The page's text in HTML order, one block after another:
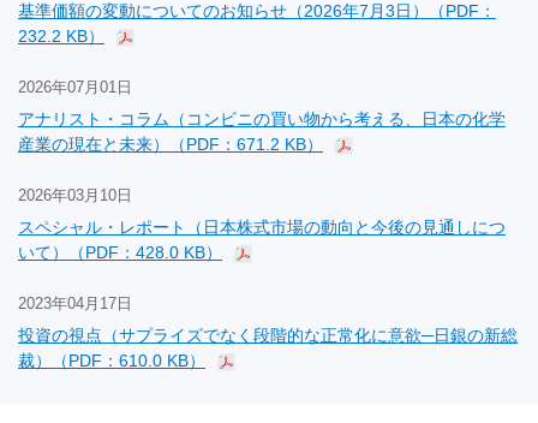
基準価額の変動についてのお知らせ（2026年7月3日）（PDF：
232.2 KB）
2026年07月01日
アナリスト・コラム（コンビニの買い物から考える、日本の化学
産業の現在と未来）（PDF：671.2 KB）
2026年03月10日
スペシャル・レポート（日本株式市場の動向と今後の見通しにつ
いて）（PDF：428.0 KB）
2023年04月17日
投資の視点（サプライズでなく段階的な正常化に意欲─日銀の新総
裁）（PDF：610.0 KB）